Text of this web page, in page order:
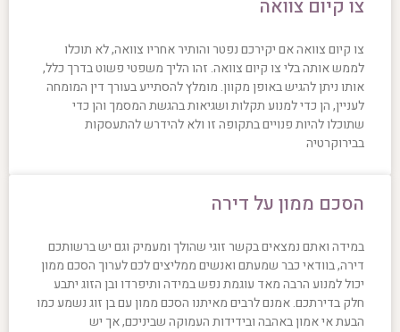
צו קיום צוואה
צו קיום צוואה אם יקירכם נפטר והותיר אחריו צוואה, לא תוכלו
לממש אותה בלי צו קיום צוואה. זהו הליך משפטי פשוט בדרך כלל,
אותו ניתן להגיש באופן מקוון. מומלץ להסתייע בעורך דין המומחה
לעניין, הן כדי למנוע תקלות ושגיאות בהגשת המסמך והן כדי
שתוכלו להיות פנויים בתקופה זו ולא להידרש להתעסקות
בבירוקרטיה
הסכם ממון על דירה
במידה ואתם נמצאים בקשר זוגי שהולך ומעמיק וגם יש ברשותכם
דירה, בוודאי כבר שמעתם ואנשים ממליצים לכם לערוך הסכם ממון
יכול למנוע הרבה מאד עוגמת נפש במידה ותיפרדו ובן הזוג יתבע
חלק בדירתכם. אמנם לרבים מאיתנו הסכם ממון עם בן זוג נשמע כמו
הבעת אי אמון באהבה ובידידות העמוקה שביניכם, אך יש